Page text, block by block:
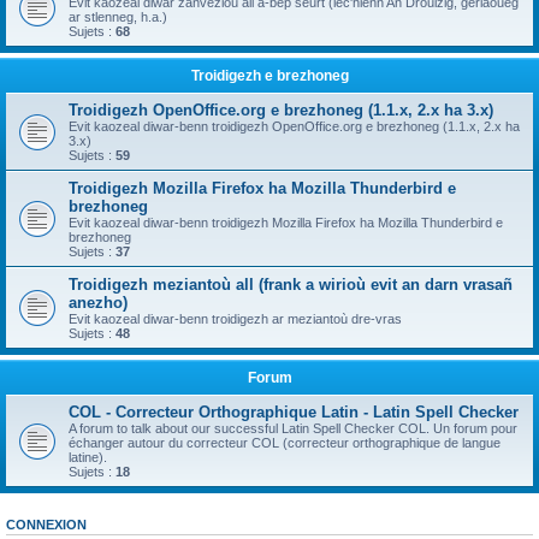
ar stlenneg, h.a.)
Sujets : 68
Troidigezh e brezhoneg
Troidigezh OpenOffice.org e brezhoneg (1.1.x, 2.x ha 3.x)
Evit kaozeal diwar-benn troidigezh OpenOffice.org e brezhoneg (1.1.x, 2.x ha
3.x)
Sujets : 59
Troidigezh Mozilla Firefox ha Mozilla Thunderbird e
brezhoneg
Evit kaozeal diwar-benn troidigezh Mozilla Firefox ha Mozilla Thunderbird e
brezhoneg
Sujets : 37
Troidigezh meziantoù all (frank a wirioù evit an darn vrasañ
anezho)
Evit kaozeal diwar-benn troidigezh ar meziantoù dre-vras
Sujets : 48
Forum
COL - Correcteur Orthographique Latin - Latin Spell Checker
A forum to talk about our successful Latin Spell Checker COL. Un forum pour
échanger autour du correcteur COL (correcteur orthographique de langue
latine).
Sujets : 18
CONNEXION